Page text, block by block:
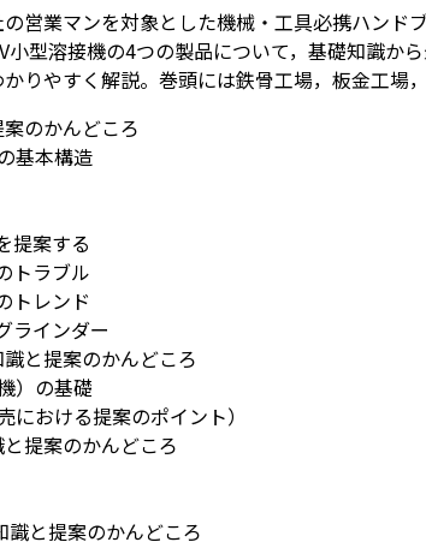
営業マンを対象とした機械・工具必携ハンド
型溶接機の4つの製品について，基礎知識か
かりやすく解説。巻頭には鉄骨工場，板金工場
のかんどころ
基本構造
提案する
トラブル
トレンド
ラインダー
と提案のかんどころ
）の基礎
おける提案のポイント）
提案のかんどころ
と提案のかんどころ